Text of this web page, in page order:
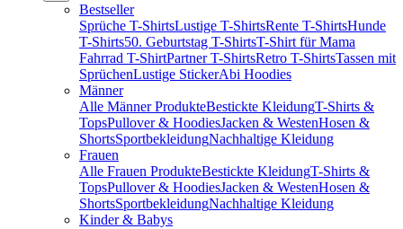
Bestseller
Sprüche T-ShirtsLustige T-ShirtsRente T-ShirtsHunde
T-Shirts50. Geburtstag T-ShirtsT-Shirt für Mama
Fahrrad T-ShirtPartner T-ShirtsRetro T-ShirtsTassen mit
SprüchenLustige StickerAbi Hoodies
Männer
Alle Männer ProdukteBestickte KleidungT-Shirts &
TopsPullover & HoodiesJacken & WestenHosen &
ShortsSportbekleidungNachhaltige Kleidung
Frauen
Alle Frauen ProdukteBestickte KleidungT-Shirts &
TopsPullover & HoodiesJacken & WestenHosen &
ShortsSportbekleidungNachhaltige Kleidung
Kinder & Babys